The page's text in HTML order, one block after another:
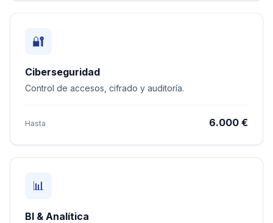
🔐
Ciberseguridad
Control de accesos, cifrado y auditoría.
Hasta 6.000 €
📊
BI & Analítica